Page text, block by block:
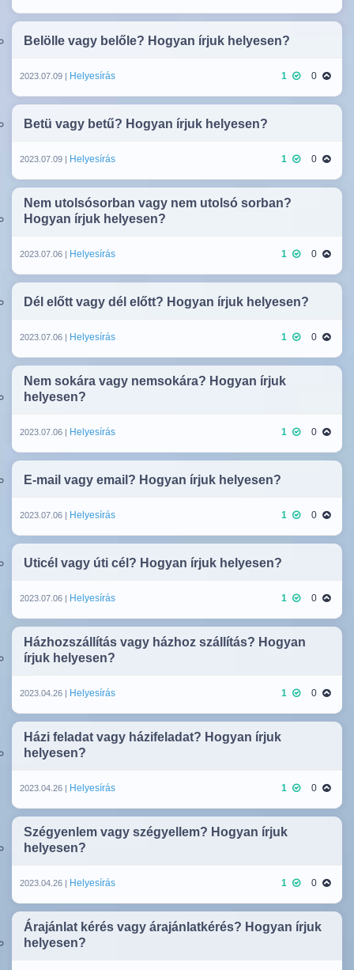
Belölle vagy belőle? Hogyan írjuk helyesen?
2023.07.09 | Helyesírás 1 0
Betü vagy betű? Hogyan írjuk helyesen?
2023.07.09 | Helyesírás 1 0
Nem utolsósorban vagy nem utolsó sorban?
Hogyan írjuk helyesen?
2023.07.06 | Helyesírás 1 0
Dél előtt vagy dél előtt? Hogyan írjuk helyesen?
2023.07.06 | Helyesírás 1 0
Nem sokára vagy nemsokára? Hogyan írjuk
helyesen?
2023.07.06 | Helyesírás 1 0
E-mail vagy email? Hogyan írjuk helyesen?
2023.07.06 | Helyesírás 1 0
Uticél vagy úti cél? Hogyan írjuk helyesen?
2023.07.06 | Helyesírás 1 0
Házhozszállítás vagy házhoz szállítás? Hogyan
írjuk helyesen?
2023.04.26 | Helyesírás 1 0
Házi feladat vagy házifeladat? Hogyan írjuk
helyesen?
2023.04.26 | Helyesírás 1 0
Szégyenlem vagy szégyellem? Hogyan írjuk
helyesen?
2023.04.26 | Helyesírás 1 0
Árajánlat kérés vagy árajánlatkérés? Hogyan írjuk
helyesen?